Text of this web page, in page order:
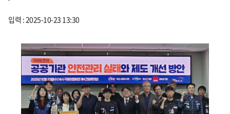
입력 : 2025-10-23 13:30